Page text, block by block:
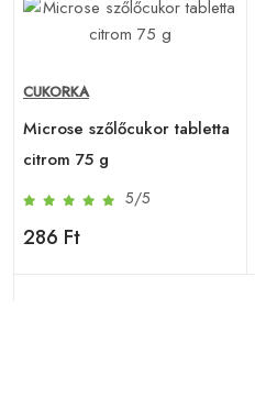
CUKORKA
Microse szőlőcukor tabletta
citrom 75 g
5/5
286 Ft